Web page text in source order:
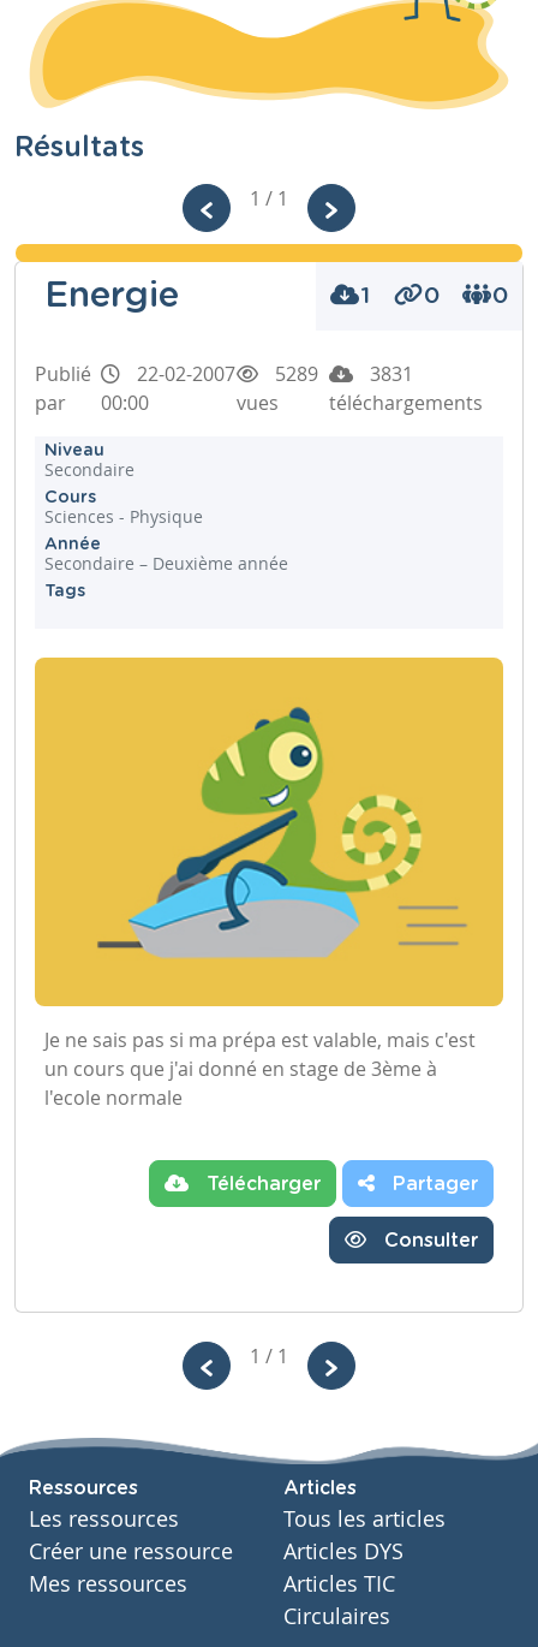
Résultats
1 / 1
Energie 1 0 0
Publié
par
22-02-2007
00:00
5289
vues
3831
téléchargements
Niveau
Secondaire
Cours
Sciences - Physique
Année
Secondaire – Deuxième année
Tags
Je ne sais pas si ma prépa est valable, mais c'est
un cours que j'ai donné en stage de 3ème à
l'ecole normale
Télécharger Partager
Consulter
1 / 1
Ressources
Les ressources
Créer une ressource
Mes ressources
Articles
Tous les articles
Articles DYS
Articles TIC
Circulaires